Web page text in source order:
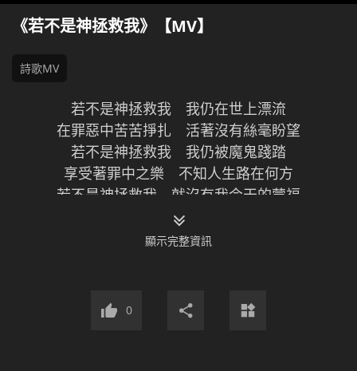
《若不是神拯救我》【MV】
詩歌MV
若不是神拯救我 我仍在世上漂流
在罪惡中苦苦掙扎 活著沒有絲毫盼望
若不是神拯救我 我仍被魔鬼踐踏
享受著罪中之樂 不知人生路在何方
若不是神拯救我 就沒有我今天的蒙福
更不知人生存的價值 活著的意義是什麼
若不是神拯救我 我仍在渺茫中信仰
我才沒有迷失道路 走上光明的歷程
我終於明白了 神對人用心良苦
顯示完整資訊
0